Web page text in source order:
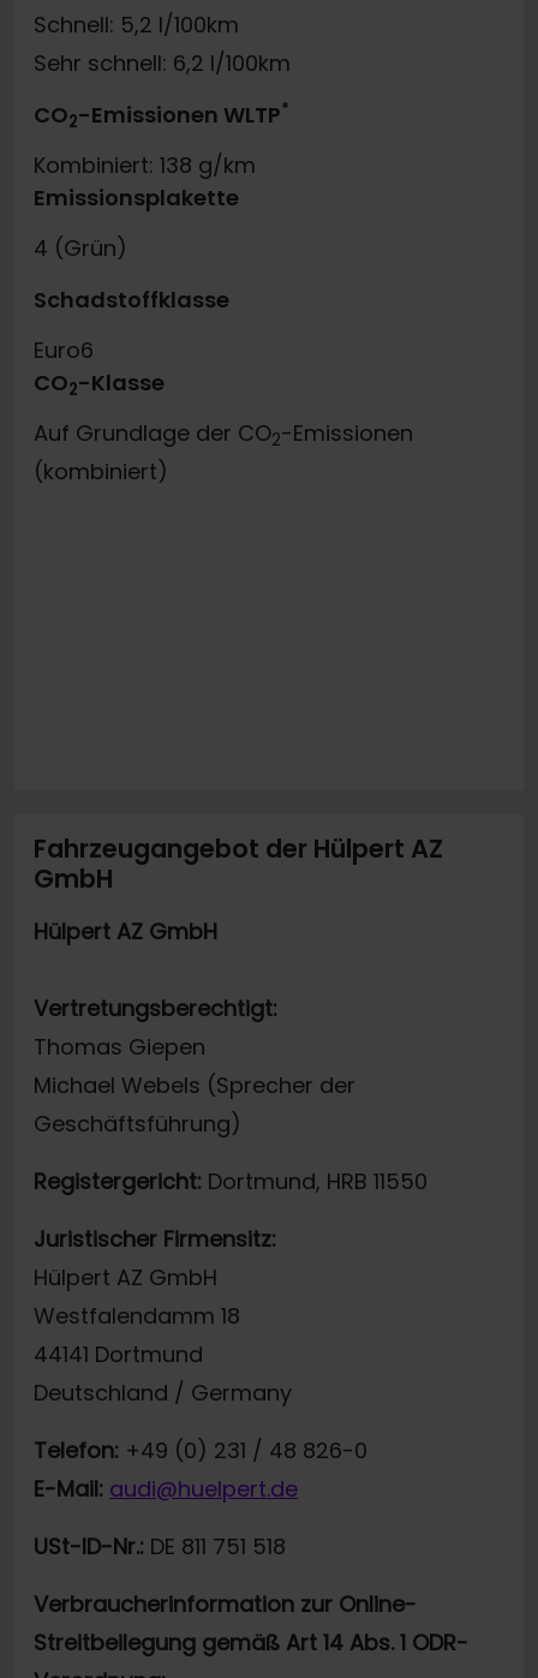
Schnell: 5,2 l/100km
Sehr schnell: 6,2 l/100km
CO2-Emissionen WLTP*
Kombiniert: 138 g/km
Emissionsplakette
4 (Grün)
Schadstoffklasse
Euro6
CO2-Klasse
Auf Grundlage der CO2-Emissionen
(kombiniert)
Fahrzeugangebot der Hülpert AZ
GmbH
Hülpert AZ GmbH
Vertretungsberechtigt:
Thomas Giepen
Michael Webels (Sprecher der
Geschäftsführung)
Registergericht: Dortmund, HRB 11550
Juristischer Firmensitz:
Hülpert AZ GmbH
Westfalendamm 18
44141 Dortmund
Deutschland / Germany
Telefon: +49 (0) 231 / 48 826-0
E-Mail: audi@huelpert.de
USt-ID-Nr.: DE 811 751 518
Verbraucherinformation zur Online-
Streitbeilegung gemäß Art 14 Abs. 1 ODR-